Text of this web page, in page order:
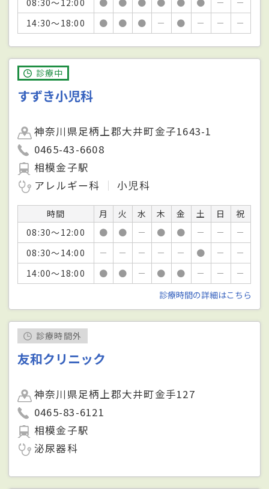
14:30～18:00
● ● ● － ● － － －
診療中
すずき小児科
神奈川県足柄上郡大井町金子1643-1
0465-43-6608
相模金子駅
アレルギー科
小児科
時間 月 火 水 木 金 土 日
祝
08:30～12:00
● ● － ● ● － －
－
08:30～14:00
－ － － － － ● －
－
14:00～18:00
● ● － ● ● － －
－
診療時間の詳細はこちら
診療時間外
友和クリニック
神奈川県足柄上郡大井町金手127
0465-83-6121
相模金子駅
泌尿器科